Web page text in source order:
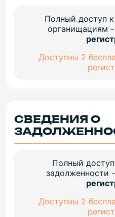
Полный доступ
органищациям -
Доступны 2
СВЕДЕНИЯ О
Полный
задолженности
Доступны 2